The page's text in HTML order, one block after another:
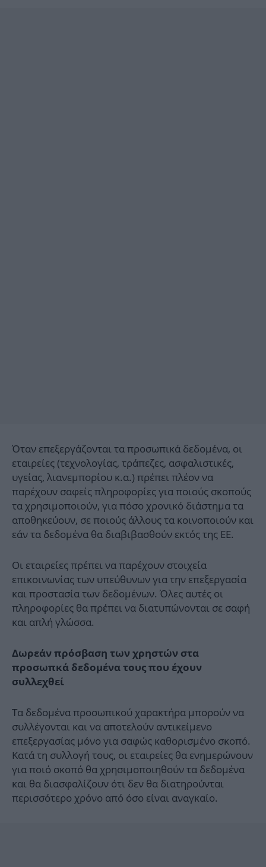
Όταν επεξεργάζονται τα προσωπικά δεδομένα, οι
εταιρείες (τεχνολογίας, τράπεζες, ασφαλιστικές,
υγείας, λιανεμπορίου κ.α.) πρέπει πλέον να
παρέχουν σαφείς πληροφορίες για ποιούς σκοπούς
τα χρησιμοποιούν, για πόσο χρονικό διάστημα τα
αποθηκεύουν, σε ποιούς άλλους τα κοινοποιούν και
εάν τα δεδομένα θα διαβιβασθούν εκτός της ΕΕ.
Οι εταιρείες πρέπει να παρέχουν στοιχεία
επικοινωνίας των υπεύθυνων για την επεξεργασία
και προστασία των δεδομένων. Όλες αυτές οι
πληροφορίες θα πρέπει να διατυπώνονται σε σαφή
και απλή γλώσσα.
Δωρεάν πρόσβαση των χρηστών στα
προσωπκά δεδομένα τους που έχουν
συλλεχθεί
Τα δεδομένα προσωπικού χαρακτήρα μπορούν να
συλλέγονται και να αποτελούν αντικείμενο
επεξεργασίας μόνο για σαφώς καθορισμένο σκοπό.
Κατά τη συλλογή τους, οι εταιρείες θα ενημερώνουν
για ποιό σκοπό θα χρησιμοποιηθούν τα δεδομένα
και θα διασφαλίζουν ότι δεν θα διατηρούνται
περισσότερο χρόνο από όσο είναι αναγκαίο.